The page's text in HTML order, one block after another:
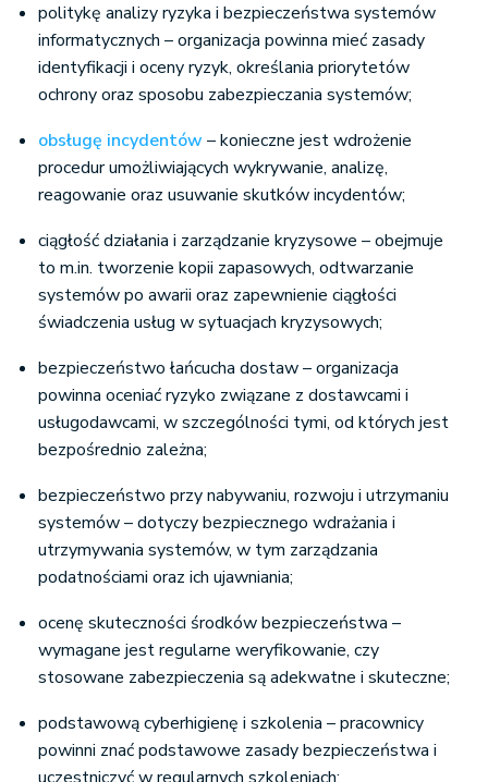
politykę analizy ryzyka i bezpieczeństwa systemów
informatycznych – organizacja powinna mieć zasady
identyfikacji i oceny ryzyk, określania priorytetów
ochrony oraz sposobu zabezpieczania systemów;
obsługę incydentów – konieczne jest wdrożenie
procedur umożliwiających wykrywanie, analizę,
reagowanie oraz usuwanie skutków incydentów;
ciągłość działania i zarządzanie kryzysowe – obejmuje
to m.in. tworzenie kopii zapasowych, odtwarzanie
systemów po awarii oraz zapewnienie ciągłości
świadczenia usług w sytuacjach kryzysowych;
bezpieczeństwo łańcucha dostaw – organizacja
powinna oceniać ryzyko związane z dostawcami i
usługodawcami, w szczególności tymi, od których jest
bezpośrednio zależna;
bezpieczeństwo przy nabywaniu, rozwoju i utrzymaniu
systemów – dotyczy bezpiecznego wdrażania i
utrzymywania systemów, w tym zarządzania
podatnościami oraz ich ujawniania;
ocenę skuteczności środków bezpieczeństwa –
wymagane jest regularne weryfikowanie, czy
stosowane zabezpieczenia są adekwatne i skuteczne;
podstawową cyberhigienę i szkolenia – pracownicy
powinni znać podstawowe zasady bezpieczeństwa i